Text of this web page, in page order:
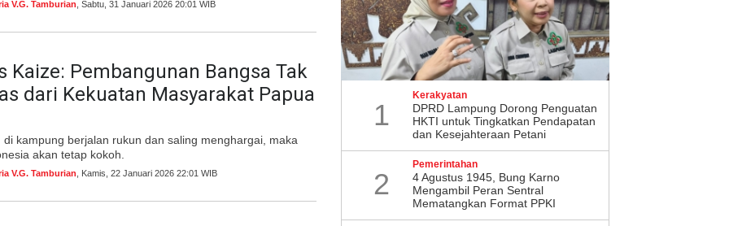
V.G. Tamburian , Sabtu, 31 Januari 2026 20:01 WIB
Kaize: Pembangunan Bangsa Tak
dari Kekuatan Masyarakat Papua
di kampung berjalan rukun dan saling menghargai, maka
akan tetap kokoh.
V.G. Tamburian , Kamis, 22 Januari 2026 22:01 WIB
1
Kerakyatan
DPRD Lampung Dorong Penguatan
HKTI untuk Tingkatkan Pendapatan
dan Kesejahteraan Petani
2
Pemerintahan
4 Agustus 1945, Bung Karno
Mengambil Peran Sentral
Mematangkan Format PPKI